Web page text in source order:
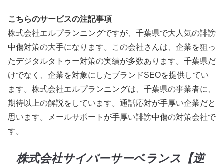
こちらのサービスの注記事項
株式会社エルプランニングですが、千葉県で大人気の誹謗
中傷対策の大手になります。この会社さんは、企業を狙っ
たデジタルタトゥー対策の実績が多数あります。千葉県だ
けでなく、企業を対象にしたブランドSEOを提供してい
ます。株式会社エルプランニングは、千葉県の事業者に、
期待以上の解説をしています。通話応対が手厚い企業だと
思います。メールサポートが手厚い誹謗中傷の対策会社で
す。
株式会社サイバーサーベランス【逆